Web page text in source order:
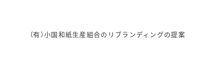
（有）小国和紙生産組合のリブランディングの提案